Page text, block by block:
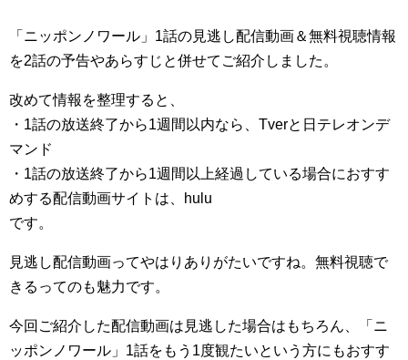
「ニッポンノワール」1話の見逃し配信動画＆無料視聴情報
を2話の予告やあらすじと併せてご紹介しました。
改めて情報を整理すると、
・1話の放送終了から1週間以内なら、Tverと日テレオンデ
マンド
・1話の放送終了から1週間以上経過している場合におすす
めする配信動画サイトは、hulu
です。
見逃し配信動画ってやはりありがたいですね。無料視聴で
きるってのも魅力です。
今回ご紹介した配信動画は見逃した場合はもちろん、「ニ
ッポンノワール」1話をもう1度観たいという方にもおすす